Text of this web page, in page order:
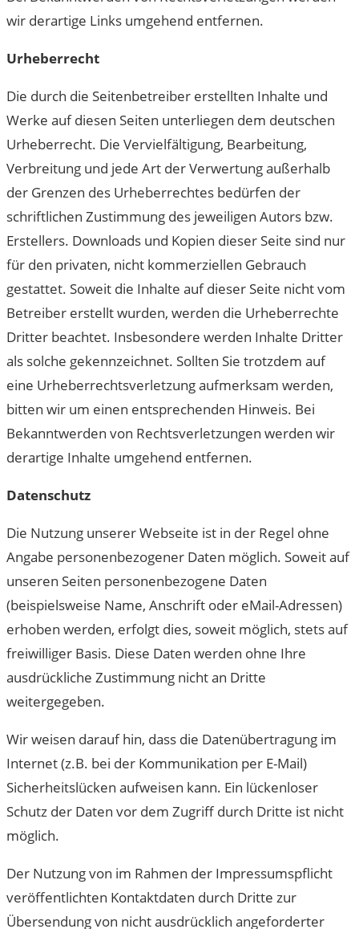
wir derartige Links umgehend entfernen.
Urheberrecht
Die durch die Seitenbetreiber erstellten Inhalte und
Werke auf diesen Seiten unterliegen dem deutschen
Urheberrecht. Die Vervielfältigung, Bearbeitung,
Verbreitung und jede Art der Verwertung außerhalb
der Grenzen des Urheberrechtes bedürfen der
schriftlichen Zustimmung des jeweiligen Autors bzw.
Erstellers. Downloads und Kopien dieser Seite sind nur
für den privaten, nicht kommerziellen Gebrauch
gestattet. Soweit die Inhalte auf dieser Seite nicht vom
Betreiber erstellt wurden, werden die Urheberrechte
Dritter beachtet. Insbesondere werden Inhalte Dritter
als solche gekennzeichnet. Sollten Sie trotzdem auf
eine Urheberrechtsverletzung aufmerksam werden,
bitten wir um einen entsprechenden Hinweis. Bei
Bekanntwerden von Rechtsverletzungen werden wir
derartige Inhalte umgehend entfernen.
Datenschutz
Die Nutzung unserer Webseite ist in der Regel ohne
Angabe personenbezogener Daten möglich. Soweit auf
unseren Seiten personenbezogene Daten
(beispielsweise Name, Anschrift oder eMail-Adressen)
erhoben werden, erfolgt dies, soweit möglich, stets auf
freiwilliger Basis. Diese Daten werden ohne Ihre
ausdrückliche Zustimmung nicht an Dritte
weitergegeben.
Wir weisen darauf hin, dass die Datenübertragung im
Internet (z.B. bei der Kommunikation per E-Mail)
Sicherheitslücken aufweisen kann. Ein lückenloser
Schutz der Daten vor dem Zugriff durch Dritte ist nicht
möglich.
Der Nutzung von im Rahmen der Impressumspflicht
veröffentlichten Kontaktdaten durch Dritte zur
Übersendung von nicht ausdrücklich angeforderter